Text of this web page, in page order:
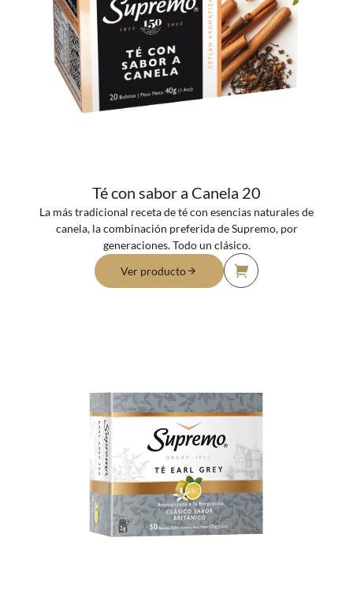
Té con sabor a Canela 20
La más tradicional receta de té con esencias naturales de
canela, la combinación preferida de Supremo, por
generaciones. Todo un clásico.
Ver producto